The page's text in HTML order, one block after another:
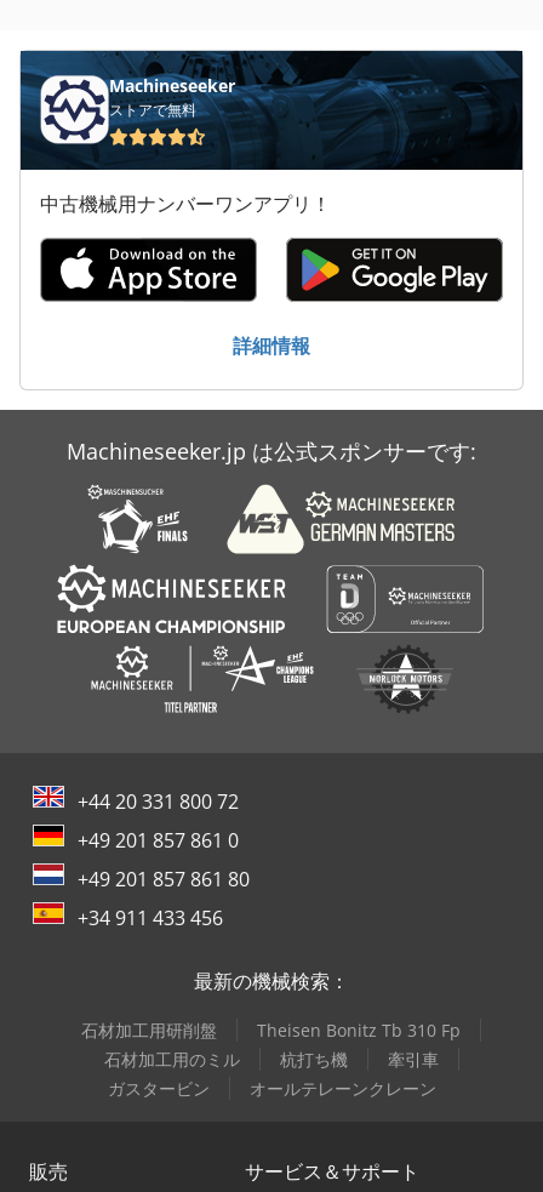
トランス 電源
パレッ トラック
大きな トラック
建設 用 クレーン
Machineseeker
ストアで無料
中古機械用ナンバーワンアプリ！
詳細情報
Machineseeker.jp は公式スポンサーです:
+44 20 331 800 72
+49 201 857 861 0
+49 201 857 861 80
+34 911 433 456
最新の機械検索：
石材加工用研削盤
Theisen Bonitz Tb 310 Fp
石材加工用のミル
杭打ち機
牽引車
ガスタービン
オールテレーンクレーン
販売 サービス＆サポート